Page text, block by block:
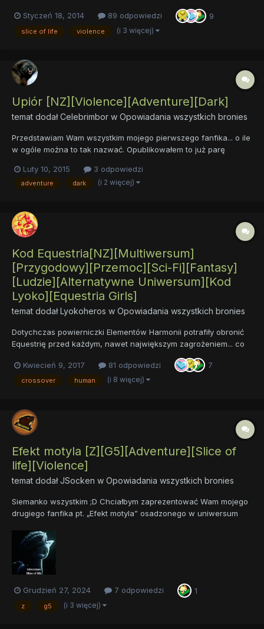
wiecie, pierwotnie było tu tylko opowiadanie napisanie na
edycję specjalną „Święta, święta…”. Już w...
Styczeń 18, 2014 89 odpowiedzi 9
slice of life violence (i 3 więcej)
Upiór [NZ][Violence][Adventure][Dark]
temat dodałCelebrimbor w Opowiadania wszystkich bronies
Przedstawiam Wam wszystkim mojego pierwszego fanfika... o ile
w ogóle można to tak nazwać. Opublikowałem to już parę
no, bo tak. Pomysł wpadł podczas grania w "Śródziemie: Cień
Mordoru" i na tejże grze się wzorowałem, mimo to nadal nie...
Luty 10, 2015 3 odpowiedzi
adventure dark (i 2 więcej)
Kod Equestria[NZ][Multiwersum]
[Przygodowy][Przemoc][Sci-Fi][Fantasy]
[Ludzie][Alternatywne Uniwersum][Kod
Lyoko][Equestria Girls]
temat dodałLyokoheros w Opowiadania wszystkich bronies
Dotychczas powierniczki Elementów Harmonii potrafiły obronić
Equestrię przed każdym, nawet największym zagrożeniem... co
jednak będzie, jeśli to one okażą się zagrożeniem? Tak właśnie
się stanie, gdy pod postacią alikorna pojawi się program
sztucznej inteligencji z innego świata. Skryty w cieni...
Kwiecień 9, 2017 81 odpowiedzi 7
crossover human (i 8 więcej)
Efekt motyla [Z][G5][Adventure][Slice of
life][Violence]
temat dodałJSocken w Opowiadania wszystkich bronies
Siemanko wszystkim ;D Chciałbym zaprezentować Wam mojego
drugiego fanfika pt. „Efekt motyla” osadzonego w uniwersum
publikacja przeciągała się niesamowicie, ale jest już po
wszystkim i w końcu mogę go tutaj zamieścić. Zanim otworzy...
Grudzień 27, 2024 7 odpowiedzi 1
z g5 (i 3 więcej)